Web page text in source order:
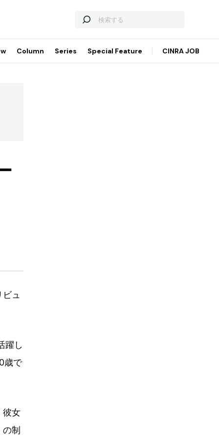
Column Series Special Feature CINRA JOB
ュ
躍し
歳で
彼女
制